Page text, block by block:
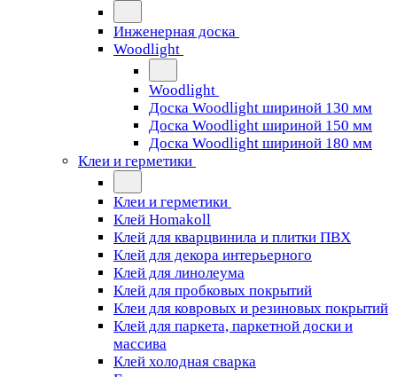
Инженерная доска
Woodlight
Woodlight
Доска Woodlight шириной 130 мм
Доска Woodlight шириной 150 мм
Доска Woodlight шириной 180 мм
Клеи и герметики
Клеи и герметики
Клей Homakoll
Клей для кварцвинила и плитки ПВХ
Клей для декора интерьерного
Клей для линолеума
Клей для пробковых покрытий
Клеи для ковровых и резиновых покрытий
Клей для паркета, паркетной доски и
массива
Клей холодная сварка